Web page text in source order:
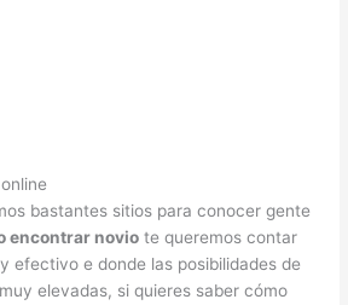
bastantes sitios para conocer gente
encontrar novio te queremos contar
efectivo e donde las posibilidades de
elevadas, si quieres saber cómo